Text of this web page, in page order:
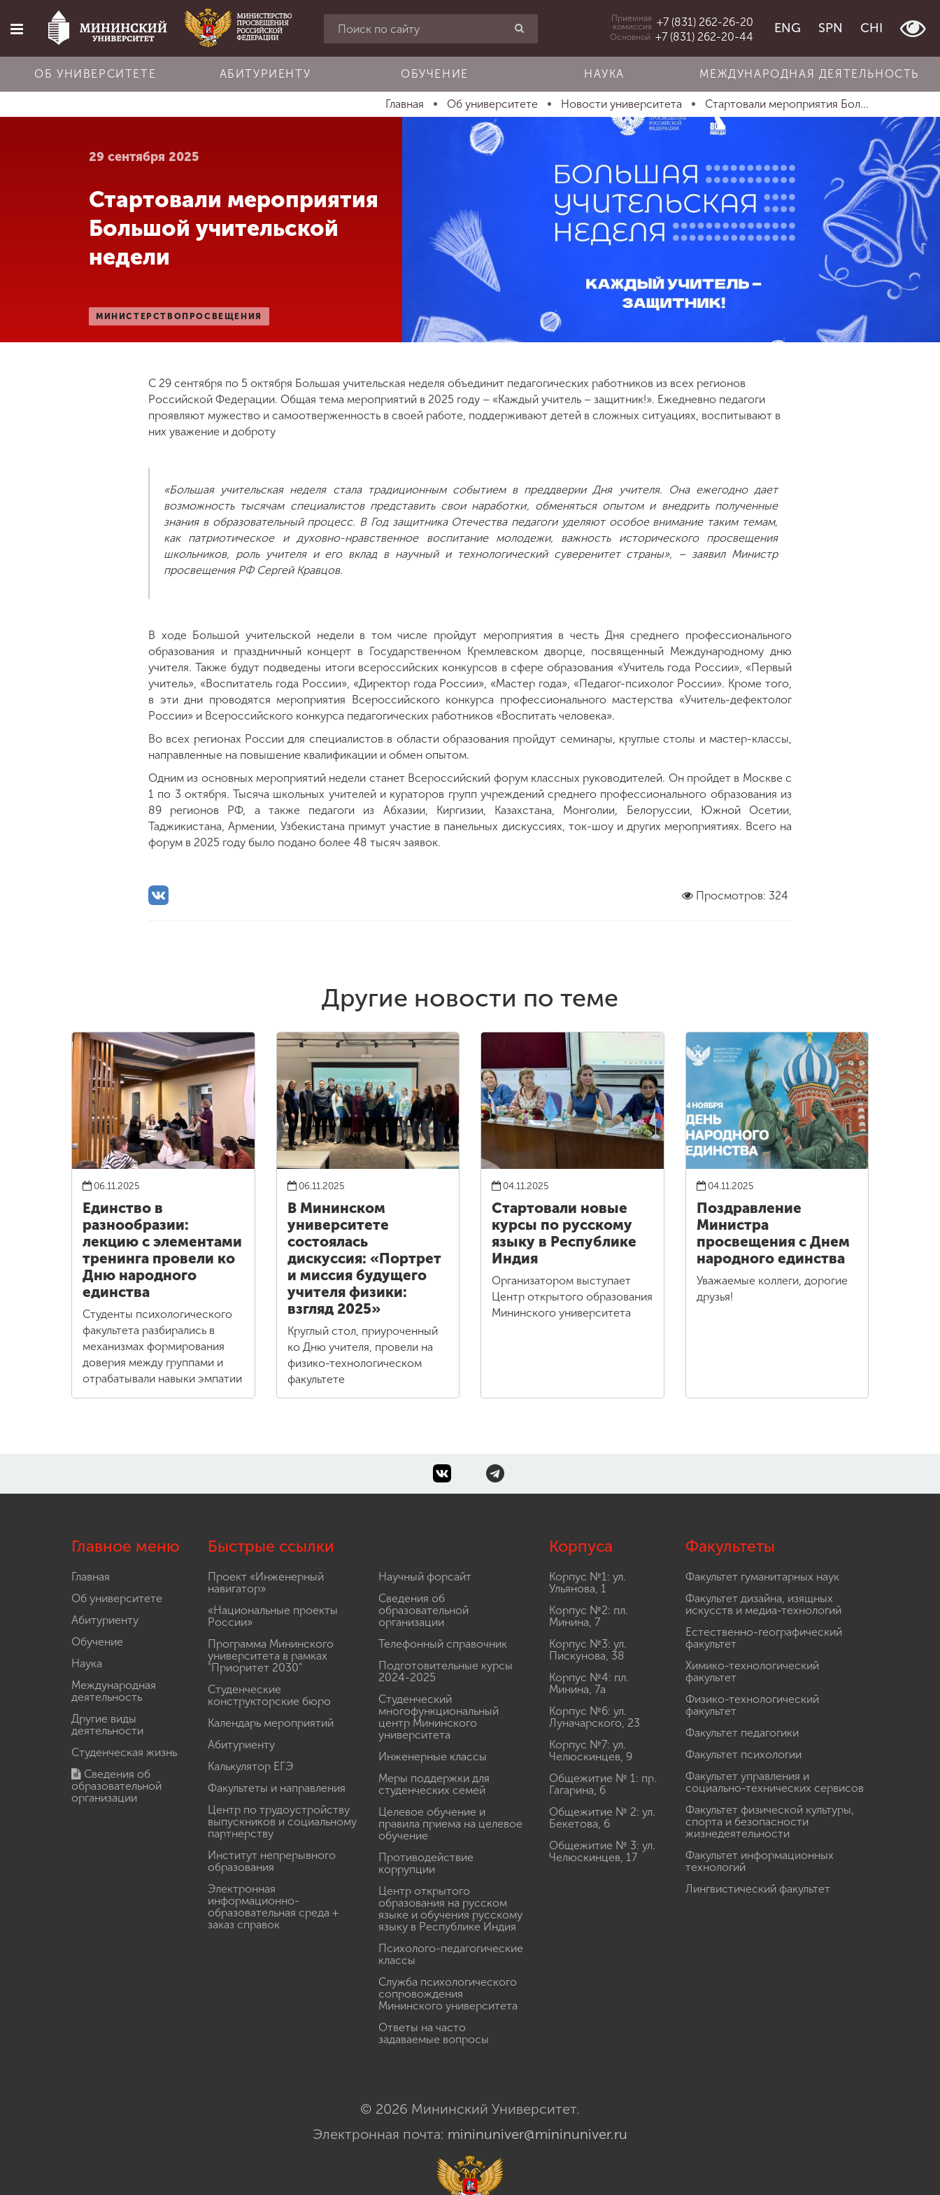
Главная
Об университете
Абитуриенту
Обучение
Международная
Приемная
комиссия +7 (831) 262-26-20
Основной +7 (831) 262-20-44
ENG SPN CHI
ОБ УНИВЕРСИТЕТЕ АБИТУРИЕНТУ ОБУЧЕНИЕ НАУКА МЕЖДУНАРОДНАЯ ДЕЯТЕЛЬНОСТЬ
Главная Об университете Новости университета Стартовали мероприятия Бол...
29 сентября 2025
Стартовали мероприятия
Большой учительской
недели
МИНИСТЕРСТВОПРОСВЕЩЕНИЯ
С 29 сентября по 5 октября Большая учительская неделя объединит педагогических работников из всех регионов
Российской Федерации. Общая тема мероприятий в 2025 году – «Каждый учитель – защитник!». Ежедневно педагоги
проявляют мужество и самоотверженность в своей работе, поддерживают детей в сложных ситуациях, воспитывают в
них уважение и доброту
«Большая учительская неделя стала традиционным событием в преддверии Дня учителя. Она ежегодно дает
возможность тысячам специалистов представить свои наработки, обменяться опытом и внедрить полученные
знания в образовательный процесс. В Год защитника Отечества педагоги уделяют особое внимание таким темам,
как патриотическое и духовно-нравственное воспитание молодежи, важность исторического просвещения
школьников, роль учителя и его вклад в научный и технологический суверенитет страны», – заявил Министр
просвещения РФ Сергей Кравцов.
В ходе Большой учительской недели в том числе пройдут мероприятия в честь Дня среднего профессионального
образования и праздничный концерт в Государственном Кремлевском дворце, посвященный Международному дню
учителя. Также будут подведены итоги всероссийских конкурсов в сфере образования «Учитель года России», «Первый
учитель», «Воспитатель года России», «Директор года России», «Мастер года», «Педагог-психолог России». Кроме того,
в эти дни проводятся мероприятия Всероссийского конкурса профессионального мастерства «Учитель-дефектолог
России» и Всероссийского конкурса педагогических работников «Воспитать человека».
Во всех регионах России для специалистов в области образования пройдут семинары, круглые столы и мастер-классы,
направленные на повышение квалификации и обмен опытом.
Одним из основных мероприятий недели станет Всероссийский форум классных руководителей. Он пройдет в Москве с
1 по 3 октября. Тысяча школьных учителей и кураторов групп учреждений среднего профессионального образования из
89 регионов РФ, а также педагоги из Абхазии, Киргизии, Казахстана, Монголии, Белоруссии, Южной Осетии,
Таджикистана, Армении, Узбекистана примут участие в панельных дискуссиях, ток-шоу и других мероприятиях. Всего на
форум в 2025 году было подано более 48 тысяч заявок.
Просмотров: 324
Другие новости по теме
06.11.2025
Единство в
разнообразии:
лекцию с элементами
тренинга провели ко
Дню народного
единства
Студенты психологического
факультета разбирались в
механизмах формирования
доверия между группами и
отрабатывали навыки эмпатии
06.11.2025
В Мининском
университете
состоялась
дискуссия: «Портрет
и миссия будущего
учителя физики:
взгляд 2025»
Круглый стол, приуроченный
ко Дню учителя, провели на
физико-технологическом
факультете
04.11.2025
Стартовали новые
курсы по русскому
языку в Республике
Индия
Организатором выступает
Центр открытого образования
Мининского университета
04.11.2025
Поздравление
Министра
просвещения с Днем
народного единства
Уважаемые коллеги, дорогие
друзья!
Главное меню
Главная
Об университете
Абитуриенту
Обучение
Наука
Международная
деятельность
Другие виды
деятельности
Студенческая жизнь
Сведения об
образовательной
организации
Быстрые ссылки
Проект «Инженерный
навигатор»
«Национальные проекты
России»
Программа Мининского
университета в рамках
"Приоритет 2030"
Студенческие
конструкторские бюро
Календарь мероприятий
Абитуриенту
Калькулятор ЕГЭ
Факультеты и направления
Центр по трудоустройству
выпускников и социальному
партнерству
Институт непрерывного
образования
Электронная
информационно-
образовательная среда +
заказ справок
Научный форсайт
Сведения об
образовательной
организации
Телефонный справочник
Подготовительные курсы
2024-2025
Студенческий
многофункциональный
центр Мининского
университета
Инженерные классы
Меры поддержки для
студенческих семей
Целевое обучение и
правила приема на целевое
обучение
Противодействие
коррупции
Центр открытого
образования на русском
языке и обучения русскому
языку в Республике Индия
Психолого-педагогические
классы
Служба психологического
сопровождения
Мининского университета
Ответы на часто
задаваемые вопросы
Корпуса
Корпус №1: ул.
Ульянова, 1
Корпус №2: пл.
Минина, 7
Корпус №3: ул.
Пискунова, 38
Корпус №4: пл.
Минина, 7а
Корпус №6: ул.
Луначарского, 23
Корпус №7: ул.
Челюскинцев, 9
Общежитие № 1: пр.
Гагарина, 6
Общежитие № 2: ул.
Бекетова, 6
Общежитие № 3: ул.
Челюскинцев, 17
Факультеты
Факультет гуманитарных наук
Факультет дизайна, изящных
искусств и медиа-технологий
Естественно-географический
факультет
Химико-технологический
факультет
Физико-технологический
факультет
Факультет педагогики
Факультет психологии
Факультет управления и
социально-технических сервисов
Факультет физической культуры,
спорта и безопасности
жизнедеятельности
Факультет информационных
технологий
Лингвистический факультет
© 2026 Мининский Университет.
Электронная почта: mininuniver@mininuniver.ru